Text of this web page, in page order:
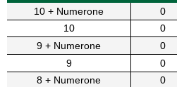
10 + Numerone
0
10
0
9 + Numerone
0
9
0
8 + Numerone
0